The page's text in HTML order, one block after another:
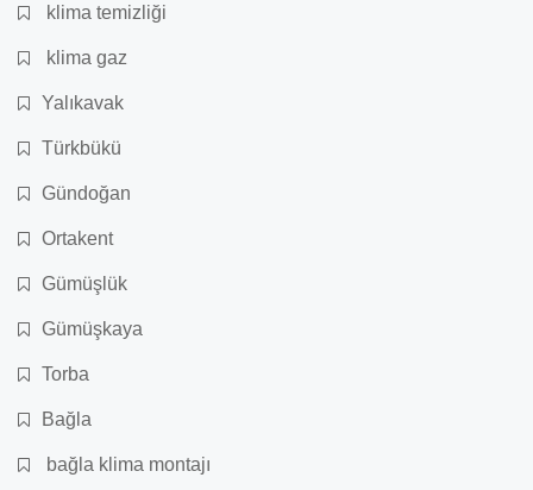
klima temizliği
klima gaz
Yalıkavak
Türkbükü
Gündoğan
Ortakent
Gümüşlük
Gümüşkaya
Torba
Bağla
bağla klima montajı